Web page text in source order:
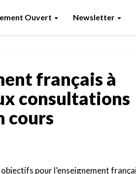
Ouvert Newsletter
français à
consultations
cours
pour l’enseignement